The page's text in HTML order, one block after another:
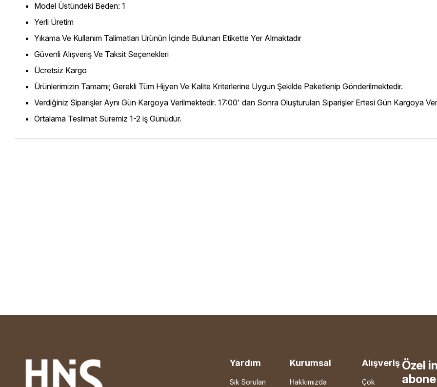
Model Üstündeki Beden: 1
Yerli Üretim
Yıkama Ve Kullanım Talimatları Ürünün İçinde Bulunan Etikette Yer Almaktadır
Güvenli Alışveriş Ve Taksit Seçenekleri
Ücretsiz Kargo
Ürünlerimizin Tamamı; Gerekli Tüm Hijyen Ve Kalite Kriterlerine Uygun Şekilde Paketlenip Gönderilmektedir.
Verdiğiniz Siparişler Aynı Gün Kargoya Verilmektedir. 17:00' dan Sonra Oluşturulan Siparişler Ertesi Gün Kargoya
Ortalama Teslimat Süremiz 1-2 iş Günüdür.
Yardım
Sık Sorulan
Kurumsal
Hakkımızda
Alışveriş
Çok
Özel